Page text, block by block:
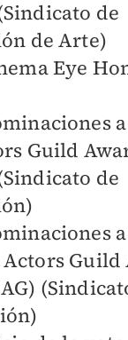
de
de Arte)
Eye
Guild
de
Actors Guild